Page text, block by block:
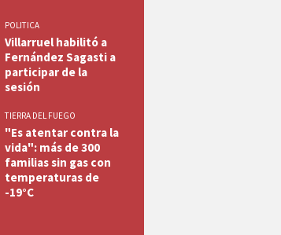
POLITICA
Villarruel habilitó a
Fernández Sagasti a
participar de la
sesión
TIERRA DEL FUEGO
"Es atentar contra la
vida": más de 300
familias sin gas con
temperaturas de
-19°C